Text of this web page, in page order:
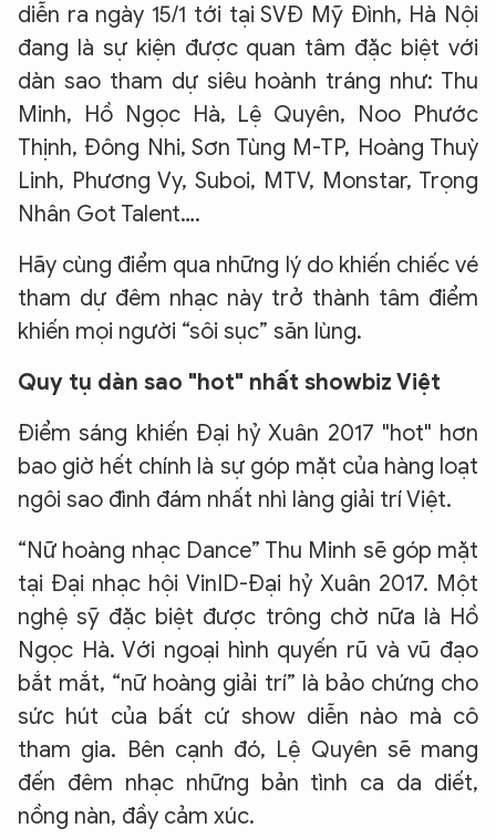
diễn ra ngày 15/1 tới tại SVĐ Mỹ Đình, Hà Nội
đang là sự kiện được quan tâm đặc biệt với
dàn sao tham dự siêu hoành tráng như: Thu
Minh, Hồ Ngọc Hà, Lệ Quyên, Noo Phước
Thịnh, Đông Nhi, Sơn Tùng M-TP, Hoàng Thuỳ
Linh, Phương Vy, Suboi, MTV, Monstar, Trọng
Nhân Got Talent….
Hãy cùng điểm qua những lý do khiến chiếc vé
tham dự đêm nhạc này trở thành tâm điểm
khiến mọi người “sôi sục” săn lùng.
Quy tụ dàn sao "hot" nhất showbiz Việt
Điểm sáng khiến Đại hỷ Xuân 2017 "hot" hơn
bao giờ hết chính là sự góp mặt của hàng loạt
ngôi sao đình đám nhất nhì làng giải trí Việt.
“Nữ hoàng nhạc Dance” Thu Minh sẽ góp mặt
tại Đại nhạc hội VinID-Đại hỷ Xuân 2017. Một
nghệ sỹ đặc biệt được trông chờ nữa là Hồ
Ngọc Hà. Với ngoại hình quyến rũ và vũ đạo
bắt mắt, “nữ hoàng giải trí” là bảo chứng cho
sức hút của bất cứ show diễn nào mà cô
tham gia. Bên cạnh đó, Lệ Quyên sẽ mang
đến đêm nhạc những bản tình ca da diết,
nồng nàn, đầy cảm xúc.